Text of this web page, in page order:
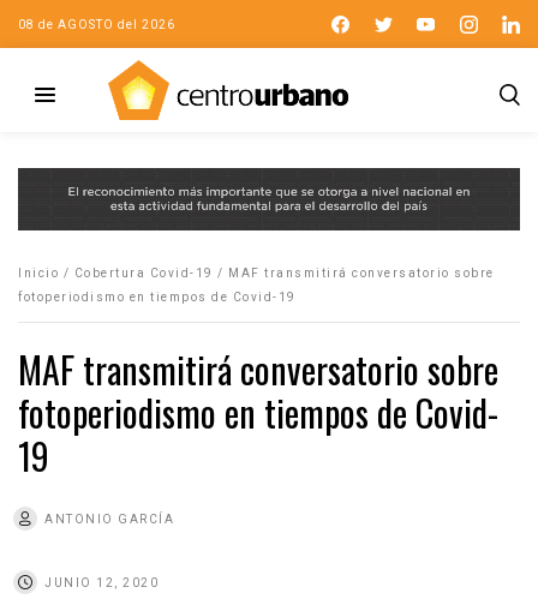
08 de AGOSTO del 2026
Inicio / Cobertura Covid-19 /
MAF transmitirá conversatorio sobre
fotoperiodismo en tiempos de Covid-19
MAF transmitirá conversatorio sobre
fotoperiodismo en tiempos de Covid-
19
ANTONIO GARCÍA
JUNIO 12, 2020